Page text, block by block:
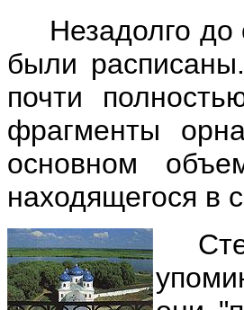
Незадолго до
были
почти
фрагменты
основном
находящегося в